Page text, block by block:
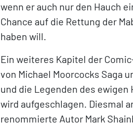
wenn er auch nur den Hauch
Chance auf die Rettung der
haben will.
Ein weiteres Kapitel der
von Michael Moorcocks Saga
und die Legenden des ewigen
wird aufgeschlagen. Diesmal
renommierte Autor Mark